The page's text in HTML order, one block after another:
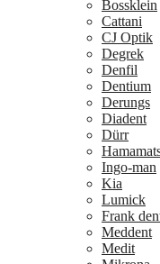
Bossklein
Cattani
CJ Optik
Degrek
Denfil
Dentium
Derungs
Diadent
Dürr
Ingo-man
Kia
Lumick
Frank
Meddent
Medit